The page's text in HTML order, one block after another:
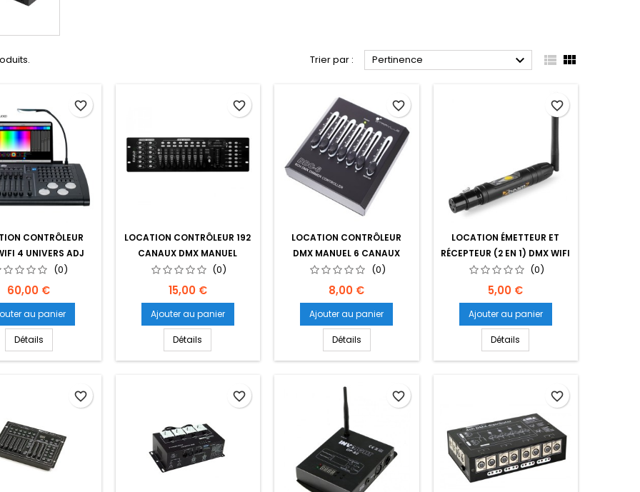
Trier par : Pertinence   
CONTRÔLEUR
4 UNIVERS ADJ
LINK
(0)
Prix
60,00 €
au panier
Détails
favorite_border
LOCATION CONTRÔLEUR 192
CANAUX DMX MANUEL
(0)
Prix
15,00 €
Ajouter au panier
Détails
favorite_border
LOCATION CONTRÔLEUR
DMX MANUEL 6 CANAUX
(0)
Prix
8,00 €
Ajouter au panier
Détails
favorite_border
LOCATION ÉMETTEUR ET
RÉCEPTEUR (2 EN 1) DMX WIFI
SANS FIL BEAMZ
(0)
Prix
5,00 €
Ajouter au panier
Détails
favorite_border
favorite_border favorite_border favorite_border favorite_border